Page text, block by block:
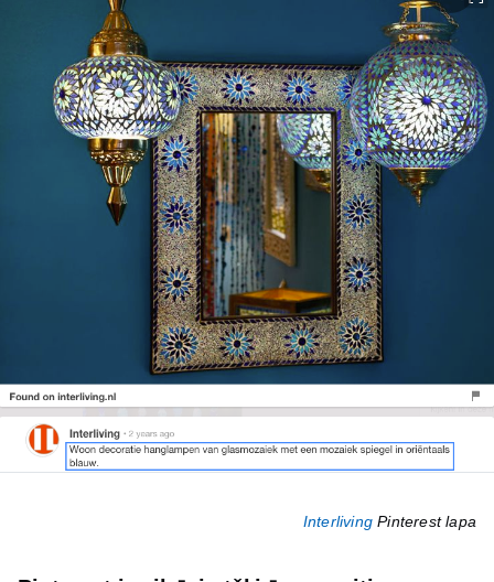
Interliving Pinterest lapa